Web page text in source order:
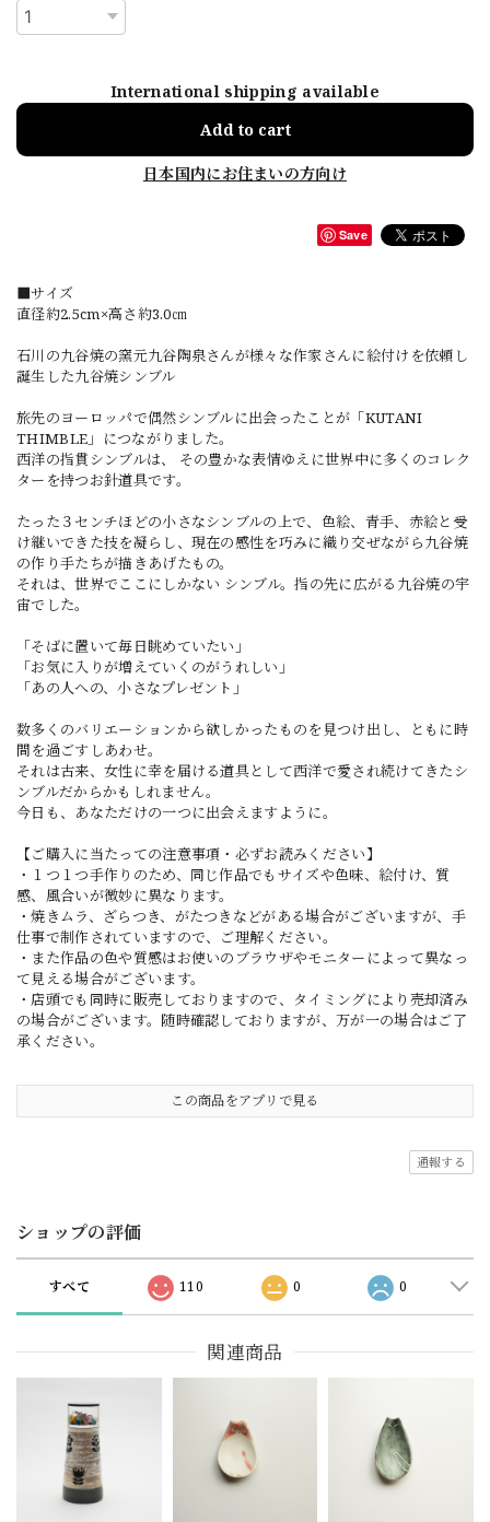
International shipping available
Add to cart
日本国内にお住まいの方向け
Save
■サイズ
直径約2.5cm×高さ約3.0㎝
石川の九谷焼の窯元九谷陶泉さんが様々な作家さんに絵付けを依頼し
誕生した九谷焼シンブル
旅先のヨーロッパで偶然シンブルに出会ったことが「KUTANI
THIMBLE」につながりました。
西洋の指貫シンブルは、 その豊かな表情ゆえに世界中に多くのコレク
ターを持つお針道具です。
たった３センチほどの小さなシンブルの上で、色絵、青手、赤絵と受
け継いできた技を凝らし、現在の感性を巧みに織り交ぜながら九谷焼
の作り手たちが描きあげたもの。
それは、世界でここにしかない シンブル。指の先に広がる九谷焼の宇
宙でした。
「そばに置いて毎日眺めていたい」
「お気に入りが増えていくのがうれしい」
「あの人への、小さなプレゼント」
数多くのバリエーションから欲しかったものを見つけ出し、ともに時
間を過ごすしあわせ。
それは古来、女性に幸を届ける道具として西洋で愛され続けてきたシ
ンブルだからかもしれません。
今日も、あなただけの一つに出会えますように。
【ご購入に当たっての注意事項・必ずお読みください】
・１つ１つ手作りのため、同じ作品でもサイズや色味、絵付け、質
感、風合いが微妙に異なります。
・焼きムラ、ざらつき、がたつきなどがある場合がございますが、手
仕事で制作されていますので、ご理解ください。
・また作品の色や質感はお使いのブラウザやモニターによって異なっ
て見える場合がございます。
・店頭でも同時に販売しておりますので、タイミングにより売却済み
の場合がございます。随時確認しておりますが、万が一の場合はご了
承ください。
この商品をアプリで見る
通報する
ショップの評価
すべて 110 0 0
関連商品